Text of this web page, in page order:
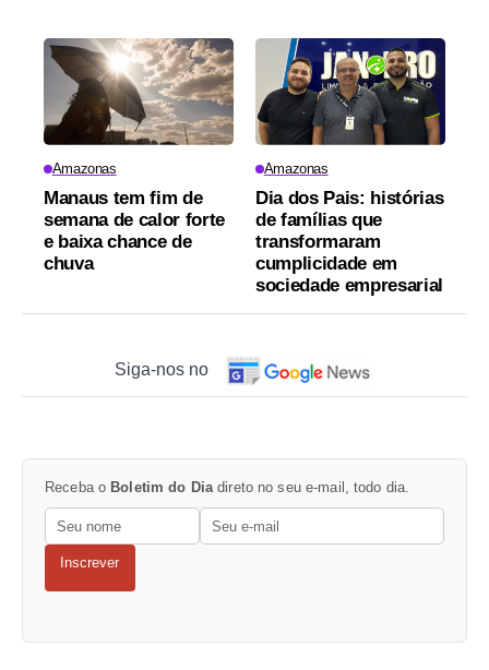
Amazonas
Manaus tem fim de
semana de calor forte
e baixa chance de
chuva
Amazonas
Dia dos Pais: histórias
de famílias que
transformaram
cumplicidade em
sociedade empresarial
Siga-nos no
Receba o Boletim do Dia direto no seu e-mail, todo dia.
Inscrever